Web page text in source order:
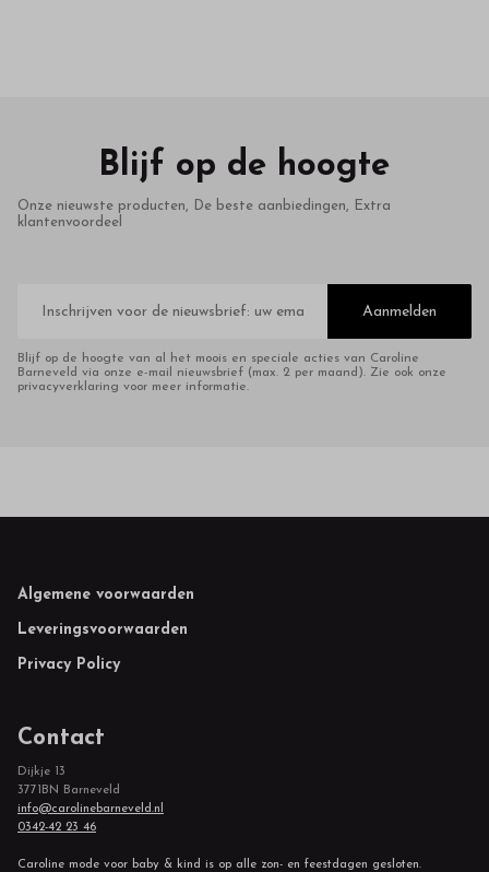
Blijf op de hoogte
Onze nieuwste producten, De beste aanbiedingen, Extra
klantenvoordeel
mailadres
Aanmelden
Blijf op de hoogte van al het moois en speciale acties van Caroline
Barneveld via onze e-mail nieuwsbrief (max. 2 per maand). Zie ook onze
privacyverklaring voor meer informatie.
Footer
Algemene voorwaarden
Leveringsvoorwaarden
Privacy Policy
Contact
Dijkje 13
3771BN Barneveld
info@carolinebarneveld.nl
0342-42 23 46
Caroline mode voor baby & kind is op alle zon- en feestdagen gesloten.